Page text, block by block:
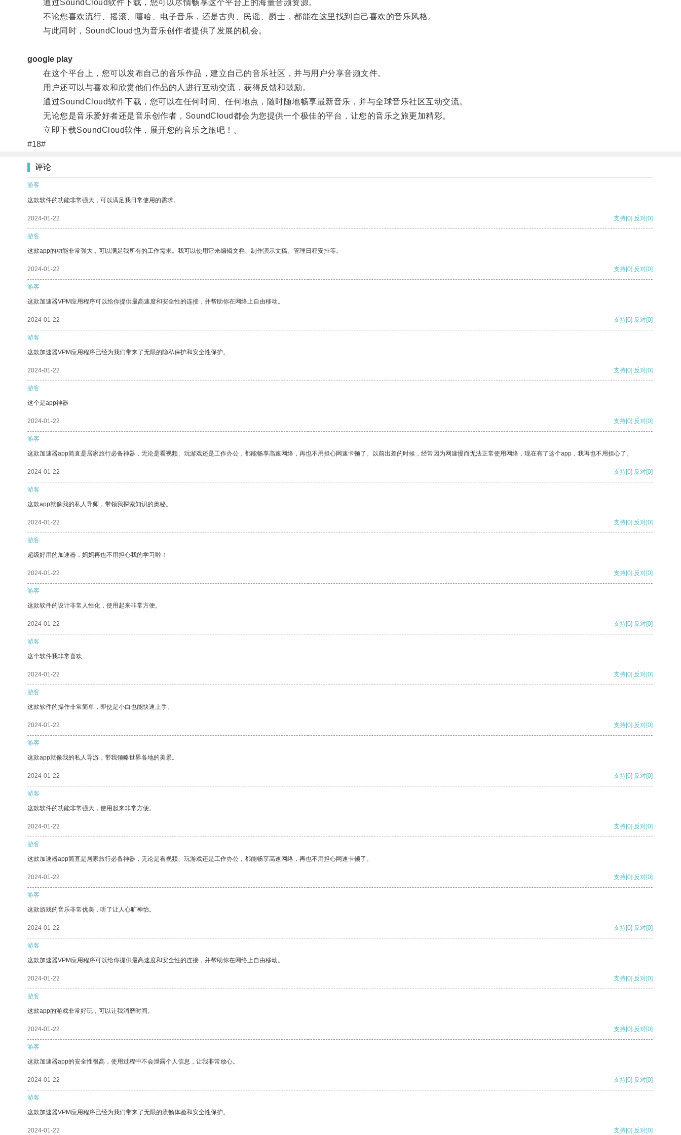
通过SoundCloud软件下载，您可以尽情畅享这个平台上的海量音频资源。
不论您喜欢流行、摇滚、嘻哈、电子音乐，还是古典、民谣、爵士，都能在这里找到自己喜欢的音乐风格。
与此同时，SoundCloud也为音乐创作者提供了发展的机会。
google play
在这个平台上，您可以发布自己的音乐作品，建立自己的音乐社区，并与用户分享音频文件。
用户还可以与喜欢和欣赏他们作品的人进行互动交流，获得反馈和鼓励。
通过SoundCloud软件下载，您可以在任何时间、任何地点，随时随地畅享最新音乐，并与全球音乐社区互动交流。
无论您是音乐爱好者还是音乐创作者，SoundCloud都会为您提供一个极佳的平台，让您的音乐之旅更加精彩。
立即下载SoundCloud软件，展开您的音乐之旅吧！。
#18#
评论
游客
这款软件的功能非常强大，可以满足我日常使用的需求。
2024-01-22 支持[0] 反对[0]
游客
这款app的功能非常强大，可以满足我所有的工作需求。我可以使用它来编辑文档、制作演示文稿、管理日程安排等。
2024-01-22 支持[0] 反对[0]
游客
这款加速器VPM应用程序可以给你提供最高速度和安全性的连接，并帮助你在网络上自由移动。
2024-01-22 支持[0] 反对[0]
游客
这款加速器VPM应用程序已经为我们带来了无限的隐私保护和安全性保护。
2024-01-22 支持[0] 反对[0]
游客
这个是app神器
2024-01-22 支持[0] 反对[0]
游客
这款加速器app简直是居家旅行必备神器，无论是看视频、玩游戏还是工作办公，都能畅享高速网络，再也不用担心网速卡顿了。以前出差的时候，经常因为网速慢而无法正常使用网络，现在有了这个app，我再也不用担心了。
2024-01-22 支持[0] 反对[0]
游客
这款app就像我的私人导师，带领我探索知识的奥秘。
2024-01-22 支持[0] 反对[0]
游客
超级好用的加速器，妈妈再也不用担心我的学习啦！
2024-01-22 支持[0] 反对[0]
游客
这款软件的设计非常人性化，使用起来非常方便。
2024-01-22 支持[0] 反对[0]
游客
这个软件我非常喜欢
2024-01-22 支持[0] 反对[0]
游客
这款软件的操作非常简单，即使是小白也能快速上手。
2024-01-22 支持[0] 反对[0]
游客
这款app就像我的私人导游，带我领略世界各地的美景。
2024-01-22 支持[0] 反对[0]
游客
这款软件的功能非常强大，使用起来非常方便。
2024-01-22 支持[0] 反对[0]
游客
这款加速器app简直是居家旅行必备神器，无论是看视频、玩游戏还是工作办公，都能畅享高速网络，再也不用担心网速卡顿了。
2024-01-22 支持[0] 反对[0]
游客
这款游戏的音乐非常优美，听了让人心旷神怡。
2024-01-22 支持[0] 反对[0]
游客
这款加速器VPM应用程序可以给你提供最高速度和安全性的连接，并帮助你在网络上自由移动。
2024-01-22 支持[0] 反对[0]
游客
这款app的游戏非常好玩，可以让我消磨时间。
2024-01-22 支持[0] 反对[0]
游客
这款加速器app的安全性很高，使用过程中不会泄露个人信息，让我非常放心。
2024-01-22 支持[0] 反对[0]
游客
这款加速器VPM应用程序已经为我们带来了无限的流畅体验和安全性保护。
2024-01-22 支持[0] 反对[0]